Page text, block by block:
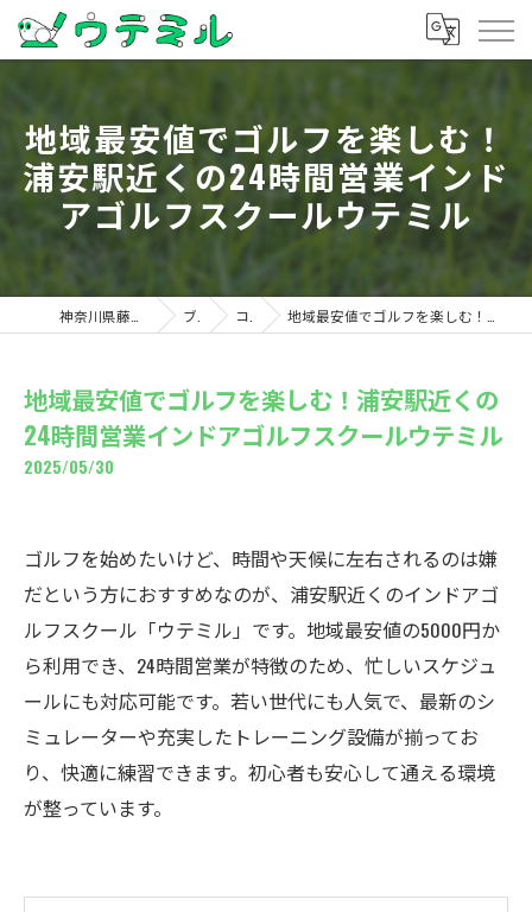
地域最安値でゴルフを楽しむ！
浦安駅近くの24時間営業インド
アゴルフスクールウテミル
ブログ コラム 地域最安値でゴルフを楽しむ！浦安駅近くの24時間営業インドアゴルフスクールウテミル
地域最安値でゴルフを楽しむ！浦安駅近くの
24時間営業インドアゴルフスクールウテミル
2025/05/30
ゴルフを始めたいけど、時間や天候に左右されるのは嫌
だという方におすすめなのが、浦安駅近くのインドアゴ
ルフスクール「ウテミル」です。地域最安値の5000円か
ら利用でき、24時間営業が特徴のため、忙しいスケジュ
ールにも対応可能です。若い世代にも人気で、最新のシ
ミュレーターや充実したトレーニング設備が揃ってお
り、快適に練習できます。初心者も安心して通える環境
が整っています。